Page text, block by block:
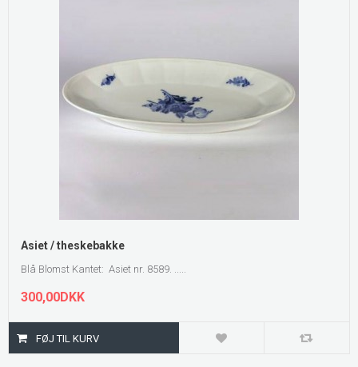
Asiet / theskebakke
Blå Blomst Kantet: Asiet nr. 8589. .....
300,00DKK